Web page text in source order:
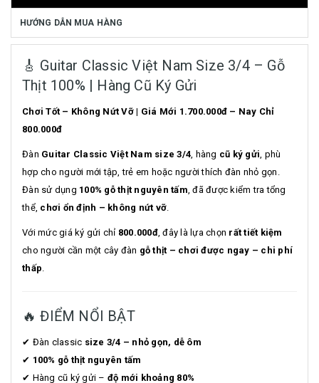
HƯỚNG DẪN MUA HÀNG
🎸 Guitar Classic Việt Nam Size 3/4 – Gỗ
Thịt 100% | Hàng Cũ Ký Gửi
Chơi Tốt – Không Nứt Vỡ | Giá Mới 1.700.000đ – Nay Chỉ
800.000đ
Đàn Guitar Classic Việt Nam size 3/4, hàng cũ ký gửi, phù
hợp cho người mới tập, trẻ em hoặc người thích đàn nhỏ gọn.
Đàn sử dụng 100% gỗ thịt nguyên tấm, đã được kiểm tra tổng
thể, chơi ổn định – không nứt vỡ.
Với mức giá ký gửi chỉ 800.000đ, đây là lựa chọn rất tiết kiệm
cho người cần một cây đàn gỗ thịt – chơi được ngay – chi phí
thấp.
🔥 ĐIỂM NỔI BẬT
✔ Đàn classic size 3/4 – nhỏ gọn, dễ ôm
✔ 100% gỗ thịt nguyên tấm
✔ Hàng cũ ký gửi – độ mới khoảng 80%